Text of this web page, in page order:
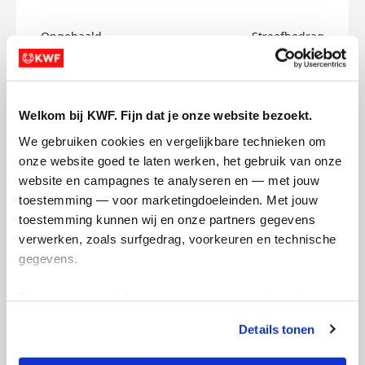
Welkom bij KWF. Fijn dat je onze website bezoekt.
We gebruiken cookies en vergelijkbare technieken om
onze website goed te laten werken, het gebruik van onze
website en campagnes te analyseren en — met jouw
toestemming — voor marketingdoeleinden. Met jouw
toestemming kunnen wij en onze partners gegevens
verwerken, zoals surfgedrag, voorkeuren en technische
gegevens.
tonen. Je kunt je toestemming op elk moment wijzigen of
intrekken via Cookie instellingen onderaan de pagina. De
Details tonen
Opgehaald
€0
Streefbedrag
€150
Bas's badges